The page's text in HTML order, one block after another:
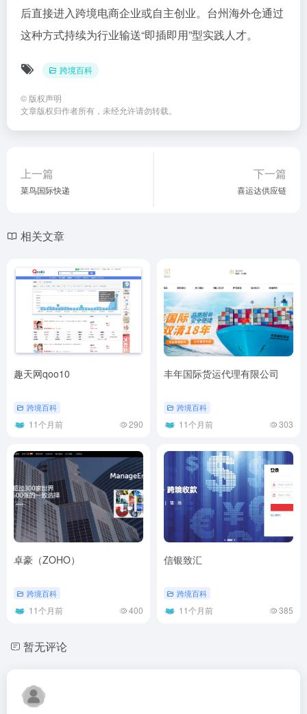
后直接进入跨境电商企业或自主创业。台州海外仓通过
这种方式持续为行业输送“即插即用”型实践人才。
跨境百科
© 版权声明
文章版权归作者所有，未经允许请勿转载。
上一篇
菜鸟国际快递
下一篇
喜运达供应链
相关文章
趣天网qoo10
跨境百科
11个月前 290
丰年国际货运代理有限公司
跨境百科
11个月前 303
卓豪（ZOHO）
跨境百科
11个月前 400
信银致汇
跨境百科
11个月前 385
暂无评论